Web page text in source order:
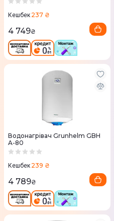
Кешбек 237 ₴
4 749₴
Водонагрівач Grunhelm GBH
A-80
Кешбек 239 ₴
4 789₴